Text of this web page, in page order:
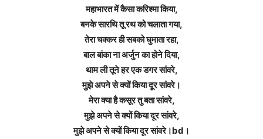
महाभारत में कैसा करिश्मा किया,
बनके सारथि तू रथ को चलाता गया,
तेरा चक्कर ही सबको घुमाता रहा,
बाल बांका ना अर्जुन का होने दिया,
थाम ली तूने हर एक डगर सांवरे,
मुझे अपने से क्यों किया दूर सांवरे।
मेरा क्या है कसूर तु बता सांवरे,
मुझे अपने से क्यों किया दूर सांवरे,
मुझे अपने से क्यों किया दूर सांवरे।bd।